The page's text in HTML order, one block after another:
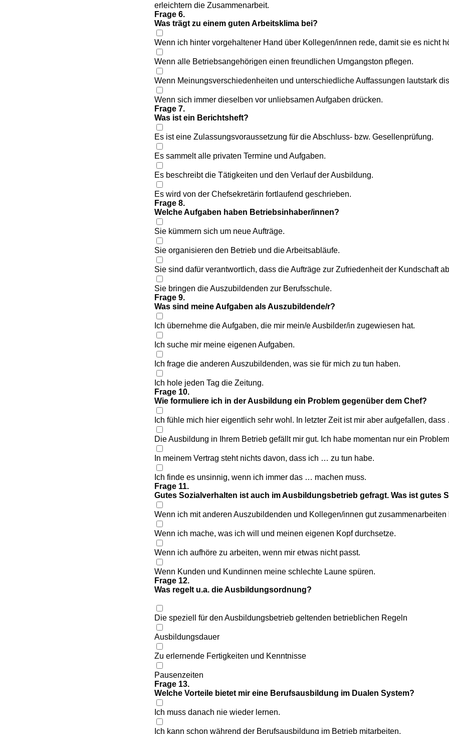
erleichtern die Zusammenarbeit.
Frage 6.
Was trägt zu einem guten Arbeitsklima bei?
Wenn ich hinter vorgehaltener Hand über Kollegen/innen rede, damit sie es nicht
Wenn alle Betriebsangehörigen einen freundlichen Umgangston pflegen.
Wenn Meinungsverschiedenheiten und unterschiedliche Auffassungen lautstark
Wenn sich immer dieselben vor unliebsamen Aufgaben drücken.
Frage 7.
Was ist ein Berichtsheft?
Es ist eine Zulassungsvoraussetzung für die Abschluss- bzw. Gesellenprüfung.
Es sammelt alle privaten Termine und Aufgaben.
Es beschreibt die Tätigkeiten und den Verlauf der Ausbildung.
Es wird von der Chefsekretärin fortlaufend geschrieben.
Frage 8.
Welche Aufgaben haben Betriebsinhaber/innen?
Sie kümmern sich um neue Aufträge.
Sie organisieren den Betrieb und die Arbeitsabläufe.
Sie sind dafür verantwortlich, dass die Aufträge zur Zufriedenheit der Kundschaft
Sie bringen die Auszubildenden zur Berufsschule.
Frage 9.
Was sind meine Aufgaben als Auszubildende/r?
Ich übernehme die Aufgaben, die mir mein/e Ausbilder/in zugewiesen hat.
Ich suche mir meine eigenen Aufgaben.
Ich frage die anderen Auszubildenden, was sie für mich zu tun haben.
Ich hole jeden Tag die Zeitung.
Frage 10.
Wie formuliere ich in der Ausbildung ein Problem gegenüber dem Chef?
Ich fühle mich hier eigentlich sehr wohl. In letzter Zeit ist mir aber aufgefallen,
Die Ausbildung in Ihrem Betrieb gefällt mir gut. Ich habe momentan nur ein
In meinem Vertrag steht nichts davon, dass ich … zu tun habe.
Ich finde es unsinnig, wenn ich immer das … machen muss.
Frage 11.
Gutes Sozialverhalten ist auch im Ausbildungsbetrieb gefragt. Was ist gutes
Wenn ich mit anderen Auszubildenden und Kollegen/innen gut zusammenarbeiten
Wenn ich mache, was ich will und meinen eigenen Kopf durchsetze.
Wenn ich aufhöre zu arbeiten, wenn mir etwas nicht passt.
Wenn Kunden und Kundinnen meine schlechte Laune spüren.
Frage 12.
Was regelt u.a. die Ausbildungsordnung?
Die speziell für den Ausbildungsbetrieb geltenden betrieblichen Regeln
Ausbildungsdauer
Zu erlernende Fertigkeiten und Kenntnisse
Pausenzeiten
Frage 13.
Welche Vorteile bietet mir eine Berufsausbildung im Dualen System?
Ich muss danach nie wieder lernen.
Ich kann schon während der Berufsausbildung im Betrieb mitarbeiten.